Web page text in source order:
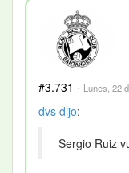
#3.731 · Lunes, 22
dvs dijo:
Sergio Ruiz